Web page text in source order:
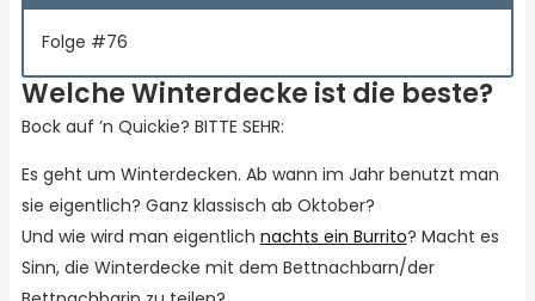
Folge #76
Welche Winterdecke ist die beste?
Bock auf ’n Quickie? BITTE SEHR:
Es geht um Winterdecken. Ab wann im Jahr benutzt man
sie eigentlich? Ganz klassisch ab Oktober?
Und wie wird man eigentlich nachts ein Burrito? Macht es
Sinn, die Winterdecke mit dem Bettnachbarn/der